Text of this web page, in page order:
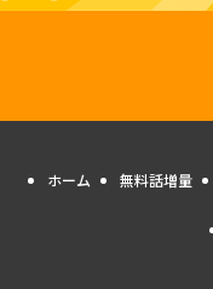
ホーム 無料話増量